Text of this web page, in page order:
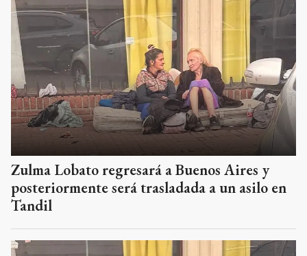
Zulma Lobato regresará a Buenos Aires y
posteriormente será trasladada a un asilo en
Tandil